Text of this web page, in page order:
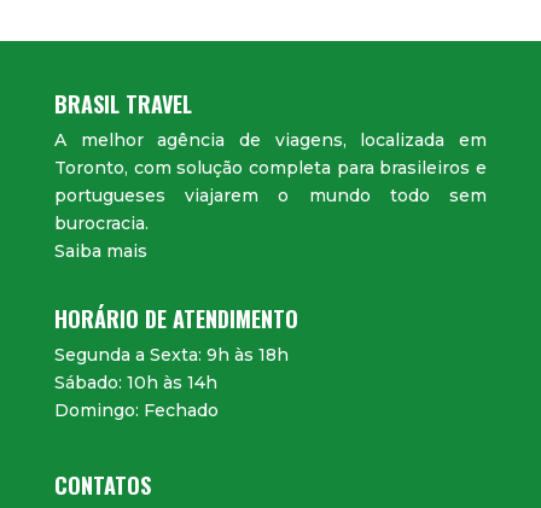
BRASIL TRAVEL
A melhor agência de viagens, localizada em
Toronto, com solução completa para brasileiros e
portugueses viajarem o mundo todo sem
burocracia.
Saiba mais
HORÁRIO DE ATENDIMENTO
Segunda a Sexta: 9h às 18h
Sábado: 10h às 14h
Domingo: Fechado
CONTATOS